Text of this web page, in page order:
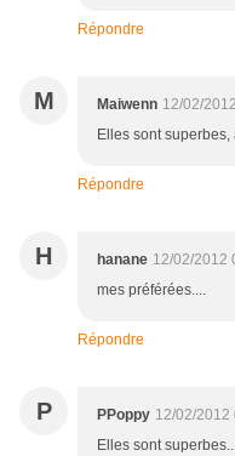
Répondre
M Maiwenn 12/02/
Elles sont
Répondre
H hanane 12/02/2012
mes préférées....
Répondre
P PPoppy 12/02/2012
Elles sont